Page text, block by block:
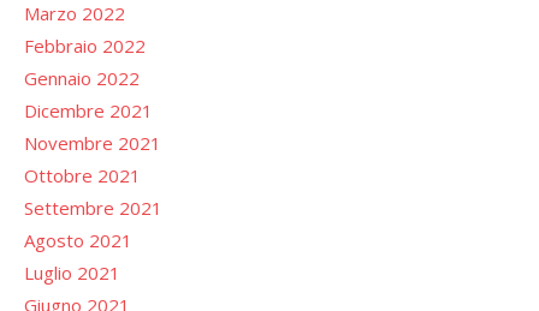
Marzo 2022
Febbraio 2022
Gennaio 2022
Dicembre 2021
Novembre 2021
Ottobre 2021
Settembre 2021
Agosto 2021
Luglio 2021
Giugno 2021